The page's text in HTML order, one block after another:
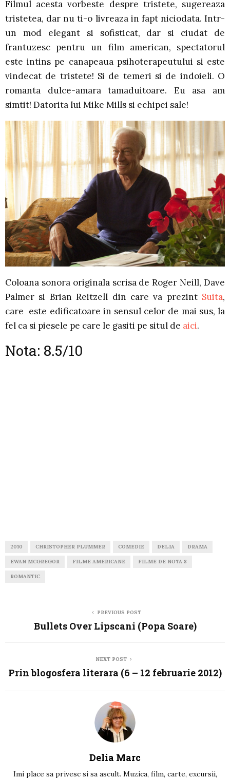
Filmul acesta vorbeste despre tristete, sugereaza
tristetea, dar nu ti-o livreaza in fapt niciodata. Intr-
un mod elegant si sofisticat, dar si ciudat de
frantuzesc pentru un film american, spectatorul
este intins pe canapeaua psihoterapeutului si este
vindecat de tristete! Si de temeri si de indoieli. O
romanta dulce-amara tamaduitoare. Eu asa am
simtit! Datorita lui Mike Mills si echipei sale!
Coloana sonora originala scrisa de Roger Neill, Dave
Palmer si Brian Reitzell din care va prezint Suita,
care este edificatoare in sensul celor de mai sus, la
fel ca si piesele pe care le gasiti pe situl de aici.
Nota: 8.5/10
2010 CHRISTOPHER PLUMMER COMEDIE DELIA DRAMA
EWAN MCGREGOR FILME AMERICANE FILME DE NOTA 8
ROMANTIC
PREVIOUS POST
Bullets Over Lipscani (Popa Soare)
NEXT POST
Prin blogosfera literara (6 – 12 februarie 2012)
Delia Marc
Imi place sa privesc si sa ascult. Muzica, film, carte, excursii,